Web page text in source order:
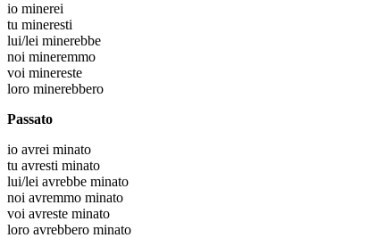
io minerei
tu mineresti
lui/lei minerebbe
noi mineremmo
voi minereste
loro minerebbero
Passato
io avrei minato
tu avresti minato
lui/lei avrebbe minato
noi avremmo minato
voi avreste minato
loro avrebbero minato